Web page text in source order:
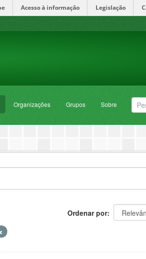
Acesso à informação Legislação
Organizações Grupos Sobre
Ordenar por